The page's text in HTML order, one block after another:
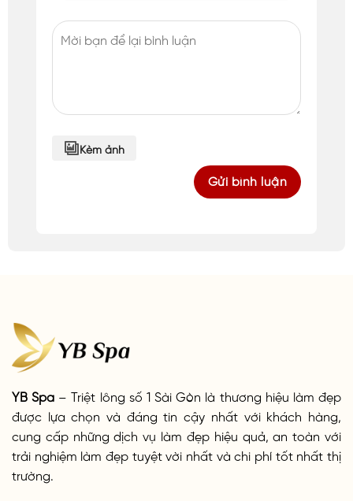
Kèm ảnh
YB Spa – Triệt lông số 1 Sài Gòn là thương hiệu làm đẹp
được lựa chọn và đáng tin cậy nhất với khách hàng,
cung cấp những dịch vụ làm đẹp hiệu quả, an toàn với
trải nghiệm làm đẹp tuyệt vời nhất và chi phí tốt nhất thị
trường.